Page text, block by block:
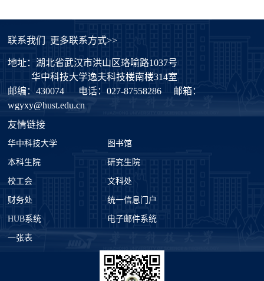
联系我们 更多联系方式>>
地址：湖北省武汉市洪山区珞喻路1037号
华中科技大学逸夫科技楼南楼314室
邮编：430074
电话：027-87558286
邮箱：
wgyxy@hust.edu.cn
友情链接
华中科技大学 图书馆
本科生院 研究生院
校工会 文科处
财务处 统一信息门户
HUB系统 电子邮件系统
一张表